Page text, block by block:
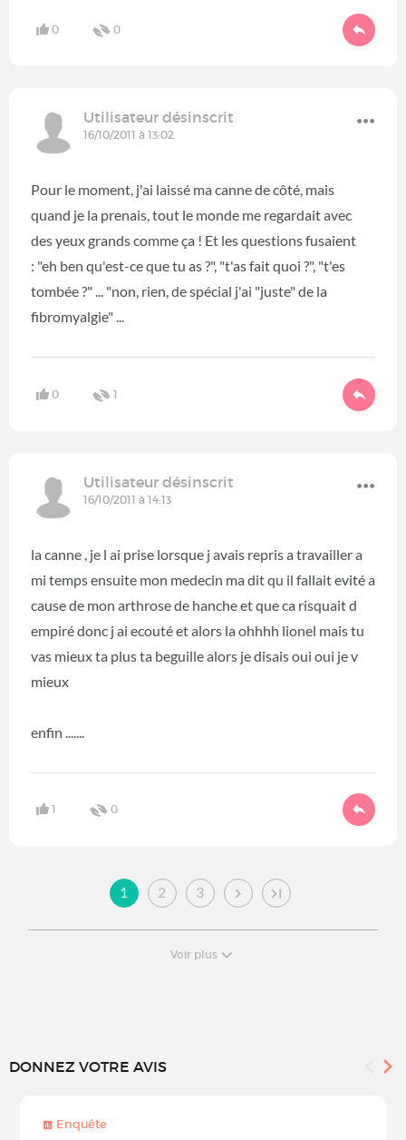
0 0
Utilisateur désinscrit
16/10/2011 à 13:02
Pour le moment, j'ai laissé ma canne de côté, mais
quand je la prenais, tout le monde me regardait avec
des yeux grands comme ça ! Et les questions fusaient
: "eh ben qu'est-ce que tu as ?", "t'as fait quoi ?", "t'es
tombée ?" ... "non, rien, de spécial j'ai "juste" de la
fibromyalgie" ...
0 1
Utilisateur désinscrit
16/10/2011 à 14:13
la canne , je l ai prise lorsque j avais repris a travailler a
mi temps ensuite mon medecin ma dit qu il fallait evité a
cause de mon arthrose de hanche et que ca risquait d
empiré donc j ai ecouté et alors la ohhhh lionel mais tu
vas mieux ta plus ta beguille alors je disais oui oui je v
mieux
enfin .......
1 0
1 2 3
Voir plus
DONNEZ VOTRE AVIS
Enquête